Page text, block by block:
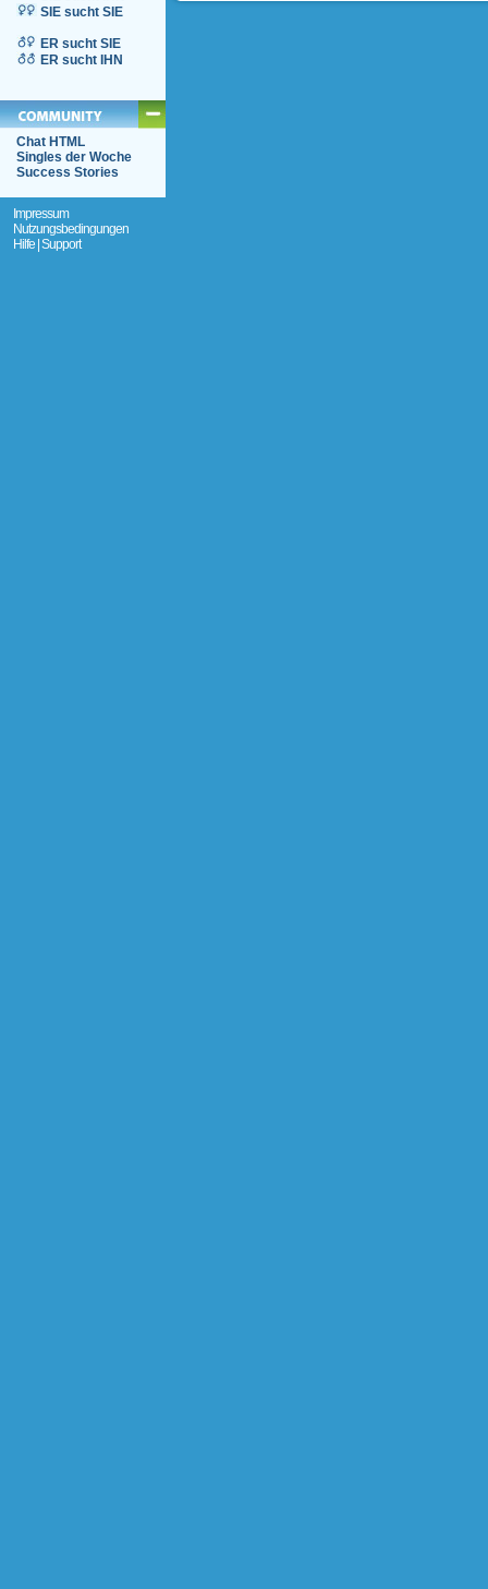
SIE sucht SIE
ER sucht SIE
ER sucht IHN
Chat HTML
Singles der Woche
Success Stories
Impressum
Nutzungsbedingungen
Hilfe | Support